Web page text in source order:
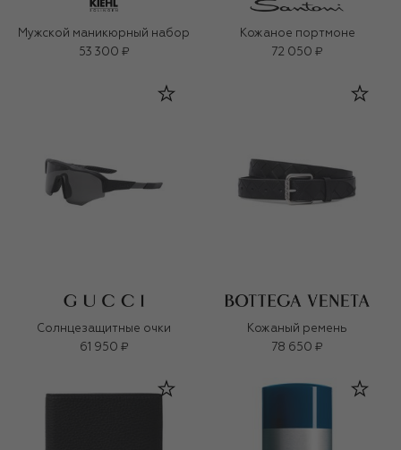
Мужской маникюрный набор
53 300 ₽
Кожаное портмоне
72 050 ₽
Солнцезащитные очки
61 950 ₽
Кожаный ремень
78 650 ₽